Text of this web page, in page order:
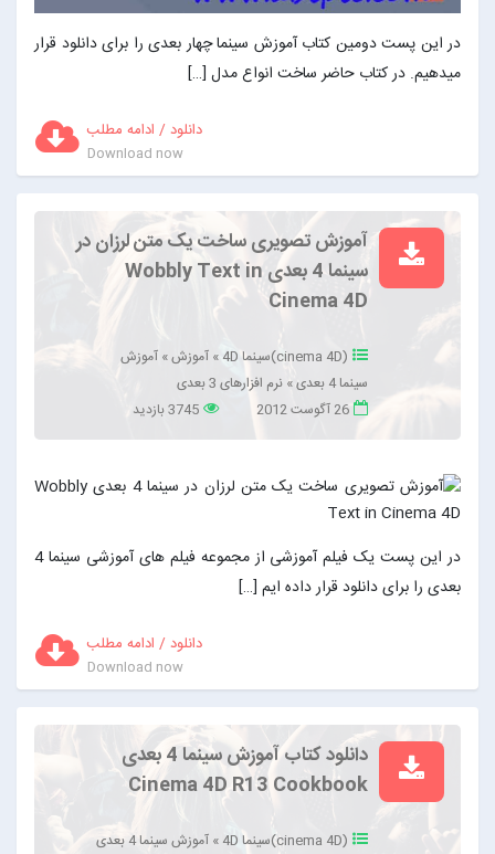
در این پست دومین کتاب آموزش سینما چهار بعدی را برای دانلود قرار
میدهیم. در کتاب حاضر ساخت انواع مدل […]
دانلود / ادامه مطلب
Download now
آموزش تصویری ساخت یک متن لرزان در
سینما 4 بعدی Wobbly Text in
Cinema 4D
(cinema 4D)سینما 4D »آموزش»آموزش
سینما 4 بعدی
»نرم افزارهای 3 بعدی
26 آگوست 2012
3745 بازدید
در این پست یک فیلم آموزشی از مجموعه فیلم های آموزشی سینما 4
بعدی را برای دانلود قرار داده ایم […]
دانلود / ادامه مطلب
Download now
دانلود کتاب آموزش سینما 4 بعدی
Cinema 4D R13 Cookbook
(cinema 4D)سینما 4D »آموزش سینما 4 بعدی